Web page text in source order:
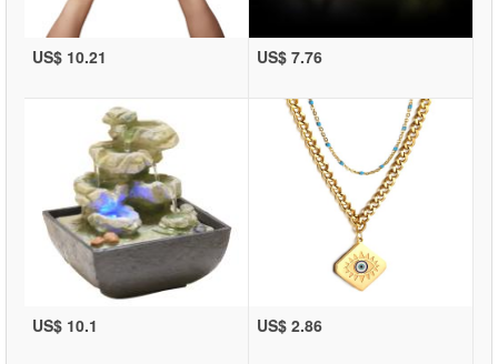
US$ 10.21 US$ 7.76
US$ 10.1 US$ 2.86